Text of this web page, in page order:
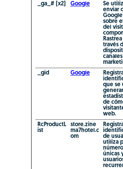
_ga_# [x2] Google
Se
enviar
sobre
del
través
_gid Google
que se
de
web.
RcProductL
ist
store.zine
ma7hotel.c
om
de
utiliza
únicas